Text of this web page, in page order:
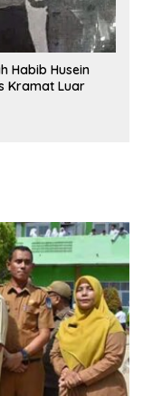
Habib Husein
Kramat Luar